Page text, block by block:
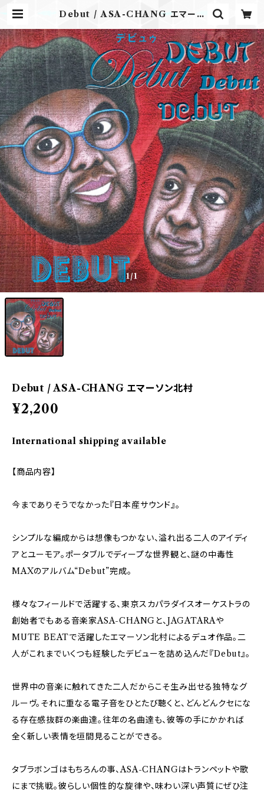
Debut / ASA-CHANG エマーソ
NE STORE
1/1
Debut / ASA-CHANG エマーソン北村
¥2,200
International shipping available
【商品内容】
今までありそうでなかった『日本産サウンド』。
シンプルな編成からは想像もつかない、溢れ出る二人のアイディ
アとユーモア。ポータブルでディープな世界観と、謎の中毒性
MAXのアルバム“Debut”完成。
様々なフィールドで活躍する、東京スカパラダイスオーケストラの
創始者でもある音楽家ASA-CHANGと、JAGATARAや
MUTE BEATで活躍したエマーソン北村によるデュオ作品。二
人がこれまでいくつも経験したデビューを詰め込んだ『Debut』。
世界中の音楽に触れてきた二人だからこそ生み出せる独特なグ
ルーヴ。それに重なる電子音をひとたび聴くと、どんどんクセにな
る存在感抜群の楽曲達。往年の名曲達も、彼等の手にかかれば
全く新しい表情を垣間見ることができる。
タブラボンゴはもちろんの事、ASA-CHANGはトランペットや歌
にまで挑戦。彼らしい個性的な旋律や、味わい深い声質にぜひ注